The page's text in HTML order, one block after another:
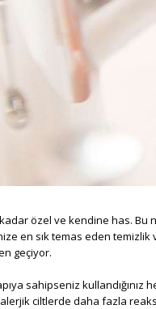
özel ve kendine has. Bu
en sık temas eden temizlik
geçiyor.
sahipseniz
ciltlerde daha fazla